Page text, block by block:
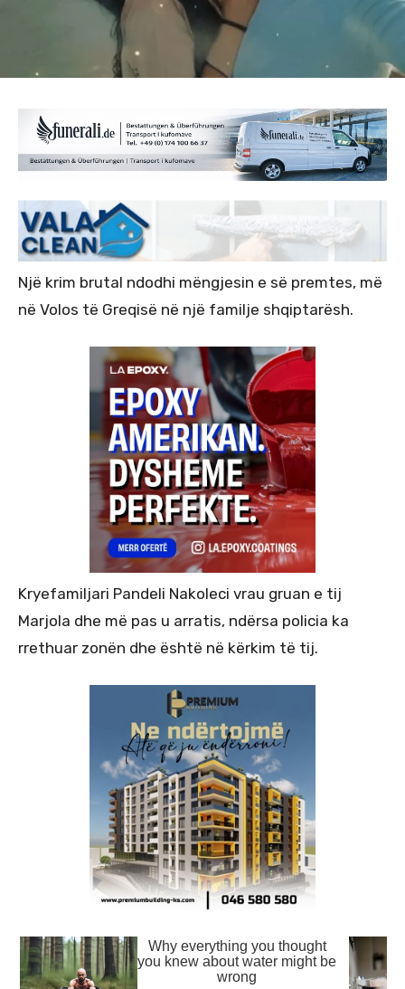
Një krim brutal ndodhi mëngjesin e së premtes, më
në Volos të Greqisë në një familje shqiptarësh.
Kryefamiljari Pandeli Nakoleci vrau gruan e tij
Marjola dhe më pas u arratis, ndërsa policia ka
rrethuar zonën dhe është në kërkim të tij.